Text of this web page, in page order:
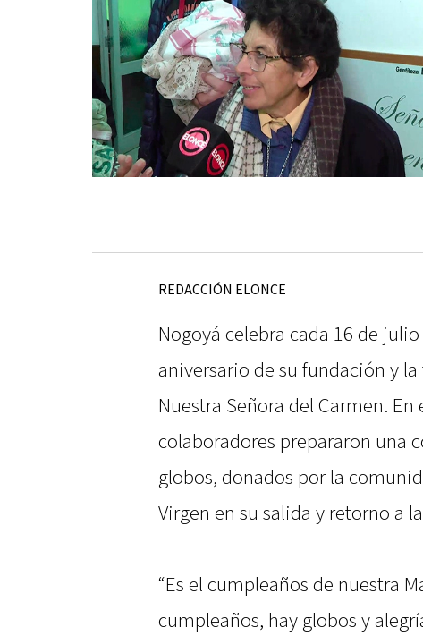
REDACCIÓN ELONCE
Nogoyá celebra cada 16 de
aniversario de su fundación y
Nuestra Señora del Carmen.
colaboradores prepararon una
globos, donados por la
Virgen en su salida y retorno a
“Es el cumpleaños de nuestra
cumpleaños, hay globos y